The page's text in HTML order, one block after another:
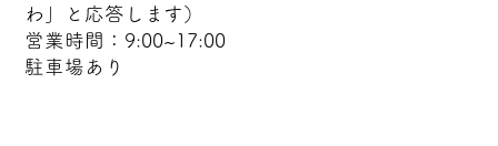
わ」と応答します）
営業時間：9:00~17:00
駐車場あり